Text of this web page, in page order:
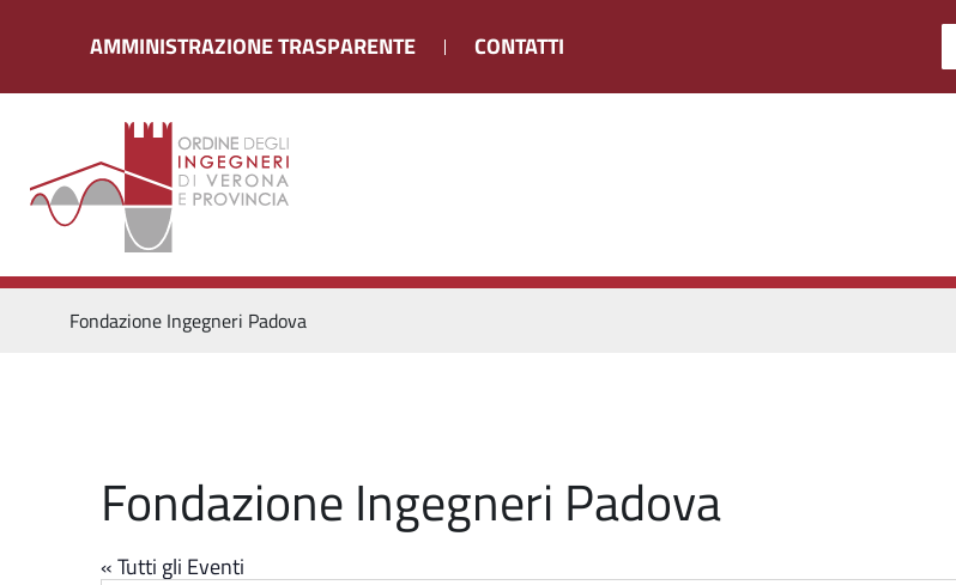
AMMINISTRAZIONE TRASPARENTE CONTATTI
Fondazione Ingegneri Padova
Fondazione Ingegneri Padova
« Tutti gli Eventi